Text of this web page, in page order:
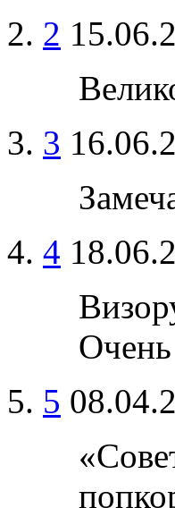
2
3
4
5